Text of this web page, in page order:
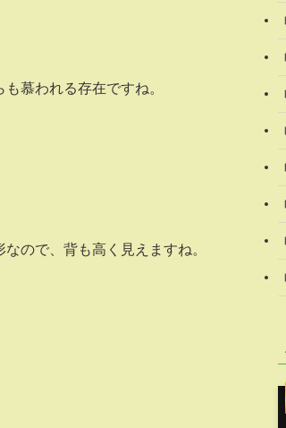
慕われる存在ですね。
ので、背も高く見えますね。